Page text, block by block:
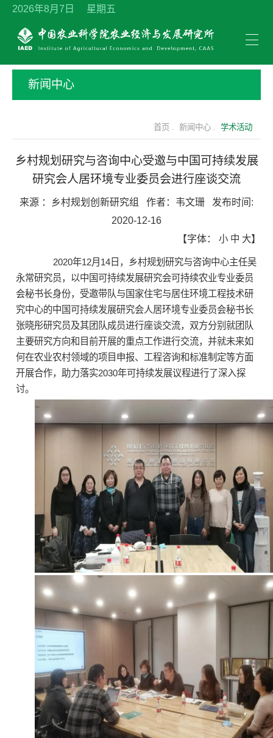
2026年8月7日 星期五
新闻中心
首页 . 新闻中心 . 学术活动
乡村规划研究与咨询中心受邀与中国可持续发展
研究会人居环境专业委员会进行座谈交流
来源 ： 乡村规划创新研究组 作者： 韦文珊
发布时间:
2020-12-16
【字体： 小 中 大】
2020年12月14日，乡村规划研究与咨询中心主任吴
永常研究员，以中国可持续发展研究会可持续农业专业委员
会秘书长身份，受邀带队与国家住宅与居住环境工程技术研
究中心的中国可持续发展研究会人居环境专业委员会秘书长
张晓彤研究员及其团队成员进行座谈交流，双方分别就团队
主要研究方向和目前开展的重点工作进行交流，并就未来如
何在农业农村领域的项目申报、工程咨询和标准制定等方面
开展合作，助力落实2030年可持续发展议程进行了深入探
讨。